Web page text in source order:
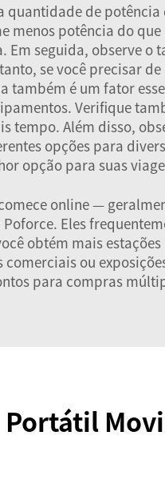
de
potência do
seguida, observe o
se você precisar
é um fator
Verifique
Além disso,
opções para
opção para suas
online —
Eles
obtém mais
ou
para compras